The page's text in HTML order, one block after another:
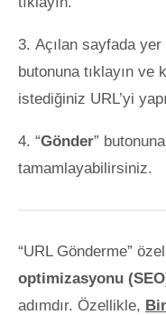
Açılan sayfada yer
butonuna tıklayın ve
istediğiniz URL’yi
“Gönder”
tamamlayabilirsiniz.
“URL Gönderme”
optimizasyonu
adımdır. Özellikle,